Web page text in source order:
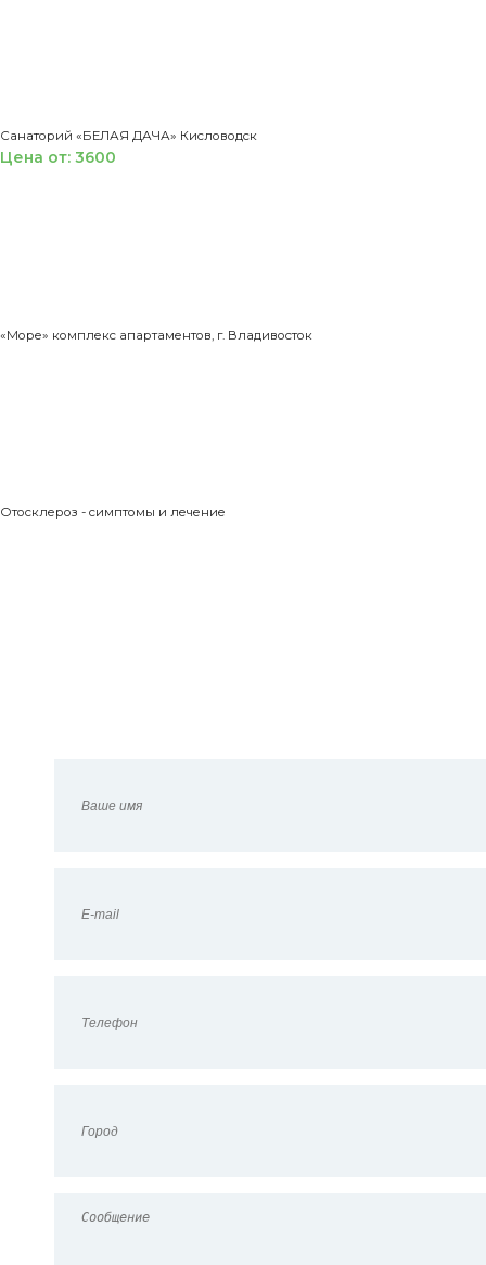
Санаторий «БЕЛАЯ ДАЧА» Кисловодск
Цена от: 3600
«Море» комплекс апартаментов, г. Владивосток
Отосклероз - симптомы и лечение